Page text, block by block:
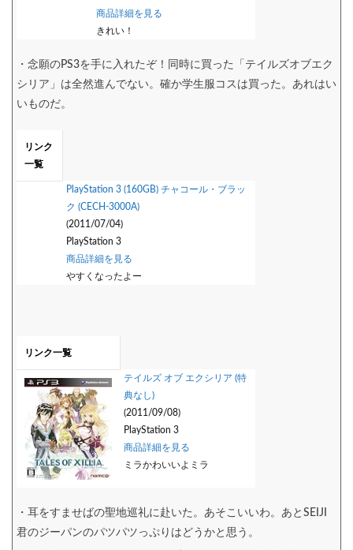
商品詳細を見る
きれい！
・念願のPS3を手に入れたぞ！同時に買った「テイルズオブエク
シリア」は全然進んでない。確か学生服コスは買った。あれはい
いものだ。
リンク
一覧
PlayStation 3 (160GB) チャコール・ブラッ
ク (CECH-3000A)
(2011/07/04)
PlayStation 3
商品詳細を見る
やすくなったよー
リンク一覧
テイルズ オブ エクシリア (特
典なし)
(2011/09/08)
PlayStation 3
商品詳細を見る
ミラかわいいよミラ
・耳をすませばの聖地巡礼に赴いた。あそこいいわ。あとSEIJI
君のジーパンのパツパツっぷりはどうかと思う。